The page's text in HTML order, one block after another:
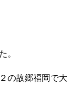
。
の故郷福岡で大